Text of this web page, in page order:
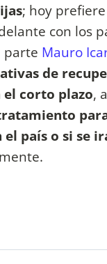
; hoy
con los
parte Mauro
de
corto plazo,
el país o si se